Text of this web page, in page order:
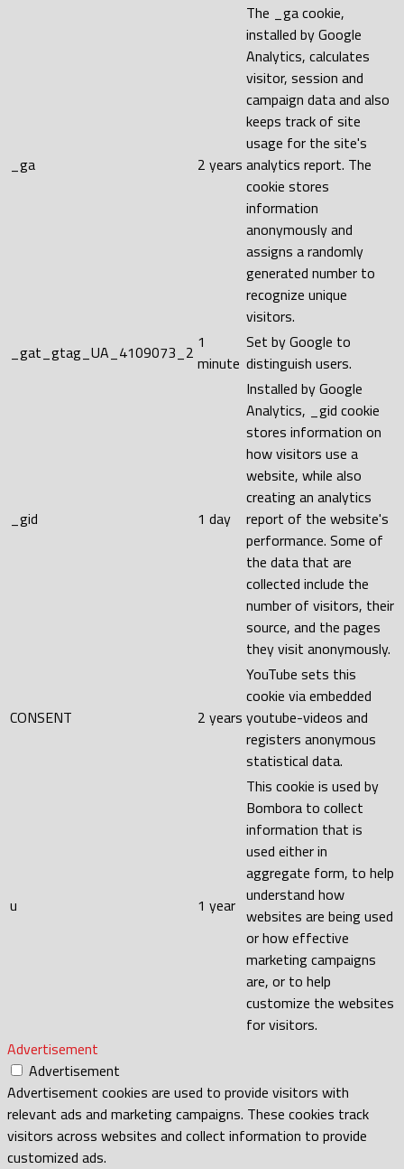
_ga 2 years
The _ga cookie,
installed by Google
Analytics, calculates
visitor, session and
campaign data and also
keeps track of site
usage for the site's
analytics report. The
cookie stores
information
anonymously and
assigns a randomly
generated number to
recognize unique
visitors.
_gat_gtag_UA_4109073_2 1
minute
Set by Google to
distinguish users.
_gid 1 day
Installed by Google
Analytics, _gid cookie
stores information on
how visitors use a
website, while also
creating an analytics
report of the website's
performance. Some of
the data that are
collected include the
number of visitors, their
source, and the pages
they visit anonymously.
CONSENT 2 years
YouTube sets this
cookie via embedded
youtube-videos and
registers anonymous
statistical data.
u 1 year
This cookie is used by
Bombora to collect
information that is
used either in
aggregate form, to help
understand how
websites are being used
or how effective
marketing campaigns
are, or to help
customize the websites
for visitors.
Advertisement
Advertisement
Advertisement cookies are used to provide visitors with
relevant ads and marketing campaigns. These cookies track
visitors across websites and collect information to provide
customized ads.